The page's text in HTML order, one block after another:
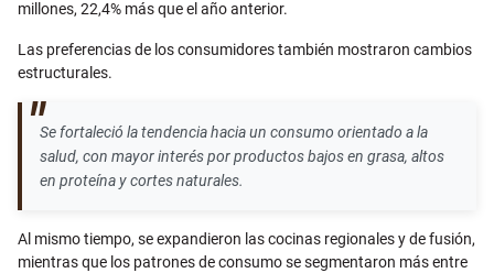
millones, 22,4% más que el año anterior.
Las preferencias de los consumidores también mostraron cambios
estructurales.
Se fortaleció la tendencia hacia un consumo orientado a la
salud, con mayor interés por productos bajos en grasa, altos
en proteína y cortes naturales.
Al mismo tiempo, se expandieron las cocinas regionales y de fusión,
mientras que los patrones de consumo se segmentaron más entre